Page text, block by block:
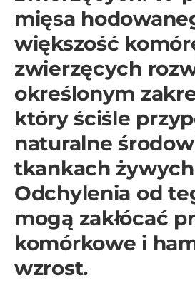
mięsa
większość
zwierzęcych
określonym
który ściśle
naturalne
tkankach
Odchylenia od
mogą zakłócać
komórkowe i
wzrost.